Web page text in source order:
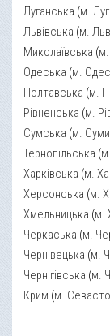
Луганська (м.
Львівська (м.
Миколаївська (
Одеська (м.
Полтавська (м.
Рівненська (м.
Сумська (м. Суми
Тернопільська (
Харківська (м.
Херсонська (м.
Хмельницька (м.
Черкаська (м.
Чернівецька (м.
Чернігівська (м.
Крим (м.